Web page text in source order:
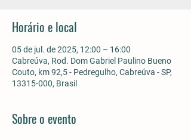
Horário e local
05 de jul. de 2025, 12:00 – 16:00
Cabreúva, Rod. Dom Gabriel Paulino Bueno
Couto, km 92,5 - Pedregulho, Cabreúva - SP,
13315-000, Brasil
Sobre o evento